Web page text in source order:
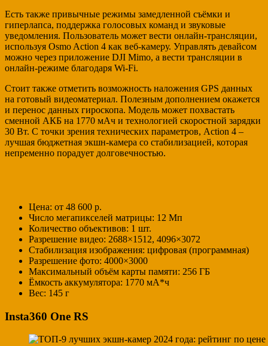
Есть также привычные режимы замедленной съёмки и
гиперлапса, поддержка голосовых команд и звуковые
уведомления. Пользователь может вести онлайн-трансляции,
используя Osmo Action 4 как веб-камеру. Управлять девайсом
можно через приложение DJI Mimo, а вести трансляции в
онлайн-режиме благодаря Wi-Fi.
Стоит также отметить возможность наложения GPS данных
на готовый видеоматериал. Полезным дополнением окажется
и перенос данных гироскопа. Модель может похвастать
сменной АКБ на 1770 мАч и технологией скоростной зарядки
30 Вт. С точки зрения технических параметров, Action 4 –
лучшая бюджетная экшн-камера со стабилизацией, которая
непременно порадует долговечностью.
Цена: от 48 600 р.
Число мегапикселей матрицы: 12 Мп
Количество объективов: 1 шт.
Разрешение видео: 2688×1512, 4096×3072
Стабилизация изображения: цифровая (программная)
Разрешение фото: 4000×3000
Максимальный объём карты памяти: 256 ГБ
Ёмкость аккумулятора: 1770 мА*ч
Вес: 145 г
Insta360 One RS